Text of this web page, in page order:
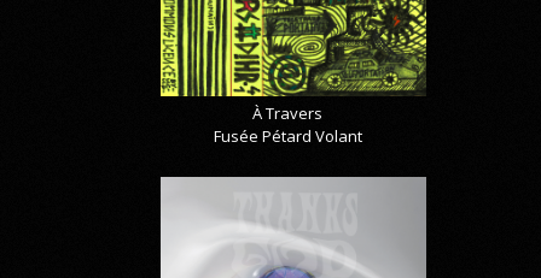
À Travers
Fusée Pétard Volant